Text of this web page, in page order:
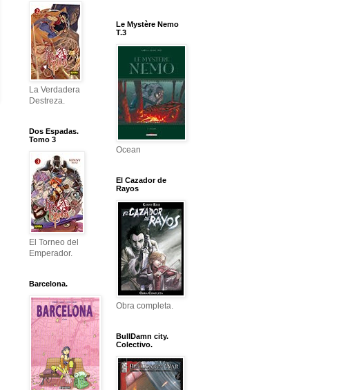
La Verdadera
Destreza.
Dos Espadas.
Tomo 3
El Torneo del
Emperador.
Barcelona.
Le Mystère Nemo
T.3
Ocean
El Cazador de
Rayos
Obra completa.
BullDamn city.
Colectivo.